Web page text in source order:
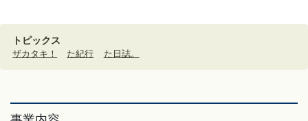
トピックス
ザカタキ！ た紀行 た日誌。